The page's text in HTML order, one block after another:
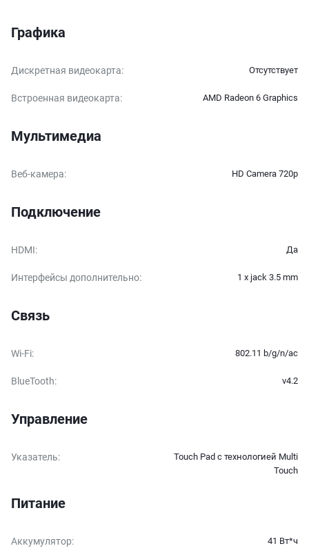
Графика
Дискретная видеокарта: Отсутствует
Встроенная видеокарта: AMD Radeon 6 Graphics
Мультимедиа
Веб-камера: HD Camera 720p
Подключение
HDMI: Да
Интерфейсы дополнительно: 1 x jack 3.5 mm
Связь
Wi-Fi: 802.11 b/g/n/ac
BlueTooth: v4.2
Управление
Указатель:
Touch Pad с технологией Multi
Touch
Питание
Аккумулятор: 41 Вт*ч